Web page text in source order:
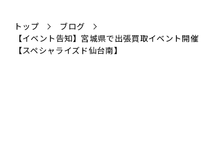
シ
ョ
ン
トップ
ブログ
【イベント告知】宮城県で出張買取イベント開催
【スペシャライズド仙台南】